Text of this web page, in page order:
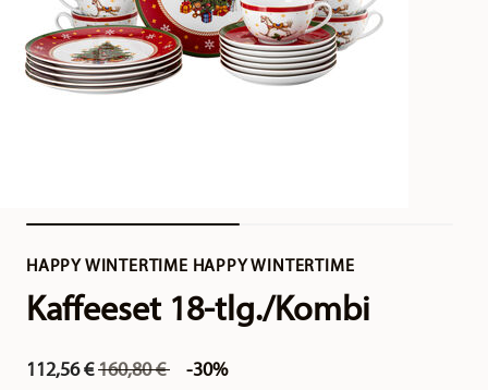
HAPPY WINTERTIME HAPPY WINTERTIME
Kaffeeset 18-tlg./Kombi
112,56 €Price reduced from
160,80 €to -30%